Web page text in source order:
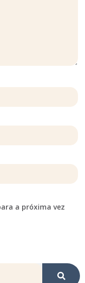
a próxima vez